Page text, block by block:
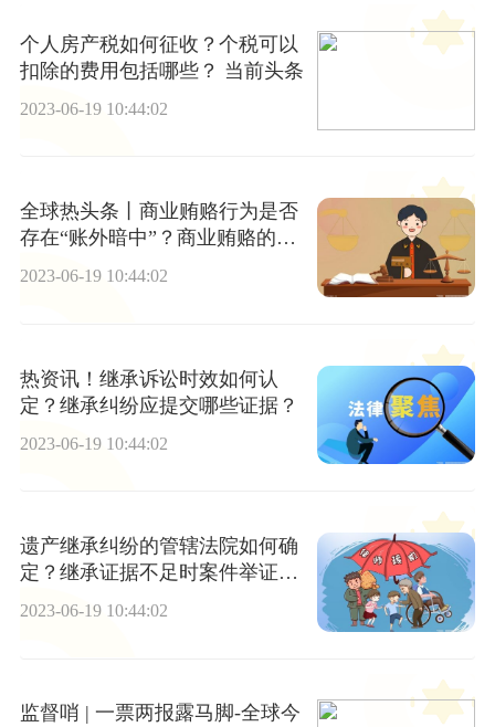
个人房产税如何征收？个税可以
扣除的费用包括哪些？ 当前头条
2023-06-19 10:44:02
全球热头条丨商业贿赂行为是否
存在“账外暗中”？商业贿赂的目
的是为了销售商品或者购买商品
2023-06-19 10:44:02
热资讯！继承诉讼时效如何认
定？继承纠纷应提交哪些证据？
2023-06-19 10:44:02
遗产继承纠纷的管辖法院如何确
定？继承证据不足时案件举证期
如何规定的？
2023-06-19 10:44:02
监督哨 | 一票两报露马脚-全球今